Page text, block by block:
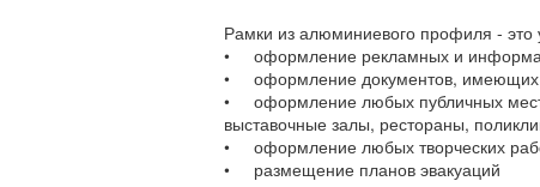
Рамки из алюминиевого профиля - это
• оформление рекламных и
• оформление документов, имеющих
• оформление любых публичных мест
выставочные залы, рестораны,
• оформление любых творческих
• размещение планов эвакуаций